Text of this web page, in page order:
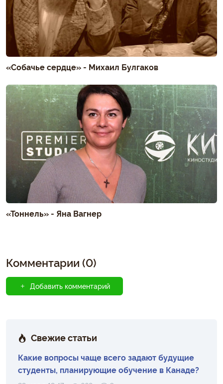
«Собачье сердце» - Михаил Булгаков
«Тоннель» - Яна Вагнер
Комментарии (0)
Добавить комментарий
Свежие статьи
Какие вопросы чаще всего задают будущие
студенты, планирующие обучение в Канаде?